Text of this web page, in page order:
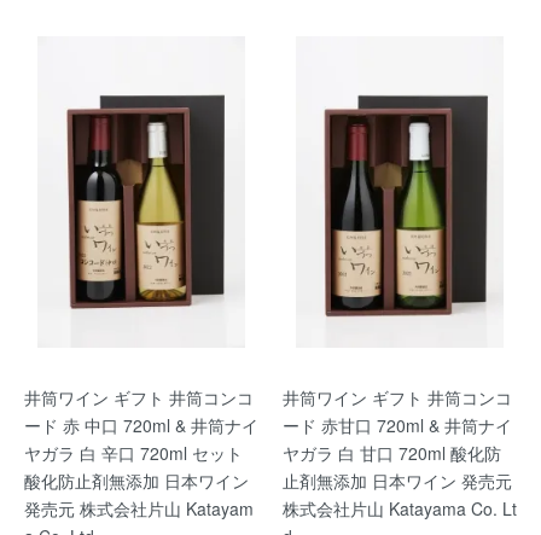
井筒ワイン ギフト 井筒コンコ
ード 赤 中口 720ml & 井筒ナイ
ヤガラ 白 辛口 720ml セット
酸化防止剤無添加 日本ワイン
発売元 株式会社片山 Katayam
井筒ワイン ギフト 井筒コンコ
ード 赤甘口 720ml & 井筒ナイ
ヤガラ 白 甘口 720ml 酸化防
止剤無添加 日本ワイン 発売元
株式会社片山 Katayama Co. Lt